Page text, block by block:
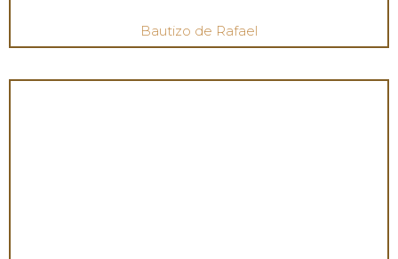
Bautizo de Rafael